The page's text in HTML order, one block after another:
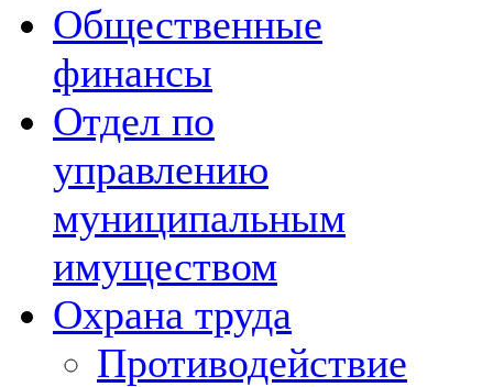
Общественные
финансы
Отдел по
управлению
муниципальным
имуществом
Охрана труда
Противодействие